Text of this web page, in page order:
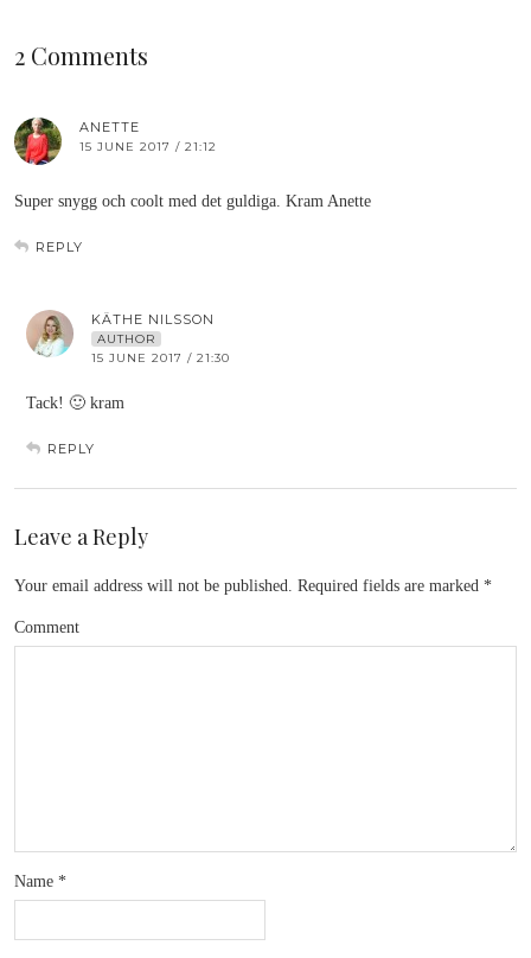
2 Comments
ANETTE
15 JUNE 2017 / 21:12
Super snygg och coolt med det guldiga. Kram Anette
REPLY
KÄTHE NILSSON
AUTHOR
15 JUNE 2017 / 21:30
Tack! 🙂 kram
REPLY
Leave a Reply
Your email address will not be published. Required fields are marked *
Comment
Name *